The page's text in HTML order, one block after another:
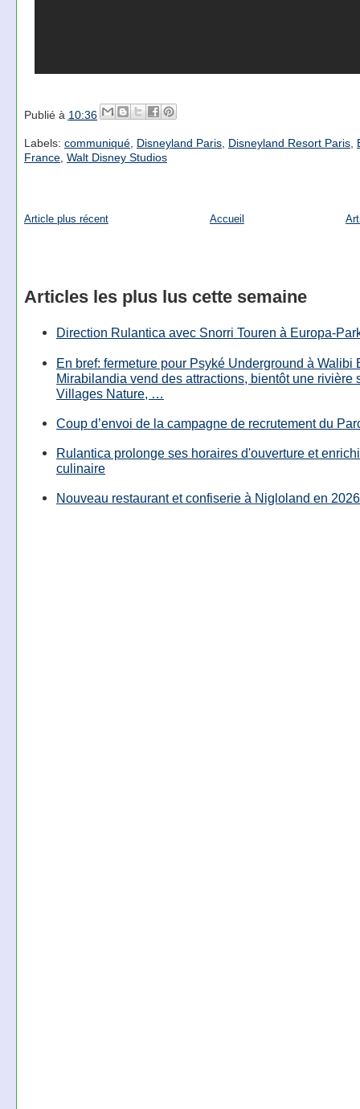
Publié à 10:36
Labels: communiqué, Disneyland Paris, Disneyland Resort Paris,
France, Walt Disney Studios
Article plus récent Accueil
Articles les plus lus cette semaine
Direction Rulantica avec Snorri Touren à Europa-
En bref: fermeture pour Psyké Underground à Walibi
Mirabilandia vend des attractions, bientôt une rivière
Villages Nature, …
Coup d’envoi de la campagne de recrutement du
Rulantica prolonge ses horaires d'ouverture et
culinaire
Nouveau restaurant et confiserie à Nigloland en 2026